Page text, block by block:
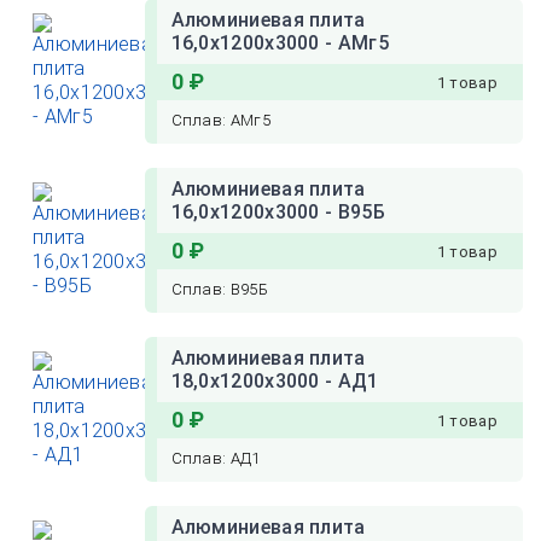
Алюминиевая плита
16,0х1200х3000 - АМг5
0 ₽ 1 товар
Сплав: АМг5
Алюминиевая плита
16,0х1200х3000 - В95Б
0 ₽ 1 товар
Сплав: В95Б
Алюминиевая плита
18,0х1200х3000 - АД1
0 ₽ 1 товар
Сплав: АД1
Алюминиевая плита